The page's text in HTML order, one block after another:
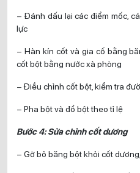
– Đánh dấu lại các điểm mốc,
lực
– Hàn kín cốt và gia cố bằng
cốt bột bằng nước xà phòng
– Điều chỉnh cốt bột, kiểm tra
– Pha bột và đổ bột theo tỉ lệ
Bước 4: Sửa chỉnh cốt dương
– Gỡ bỏ băng bột khỏi cốt